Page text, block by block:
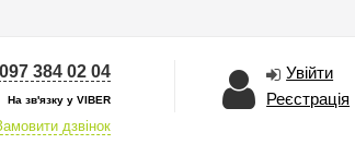
384 02 04
На зв'язку у VIBER
дзвінок
Увійти
Реєстрація